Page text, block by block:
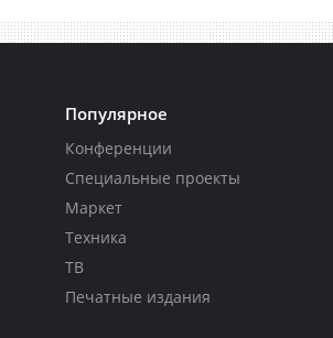
Популярное
Конференции
Специальные проекты
Маркет
Техника
ТВ
Печатные издания